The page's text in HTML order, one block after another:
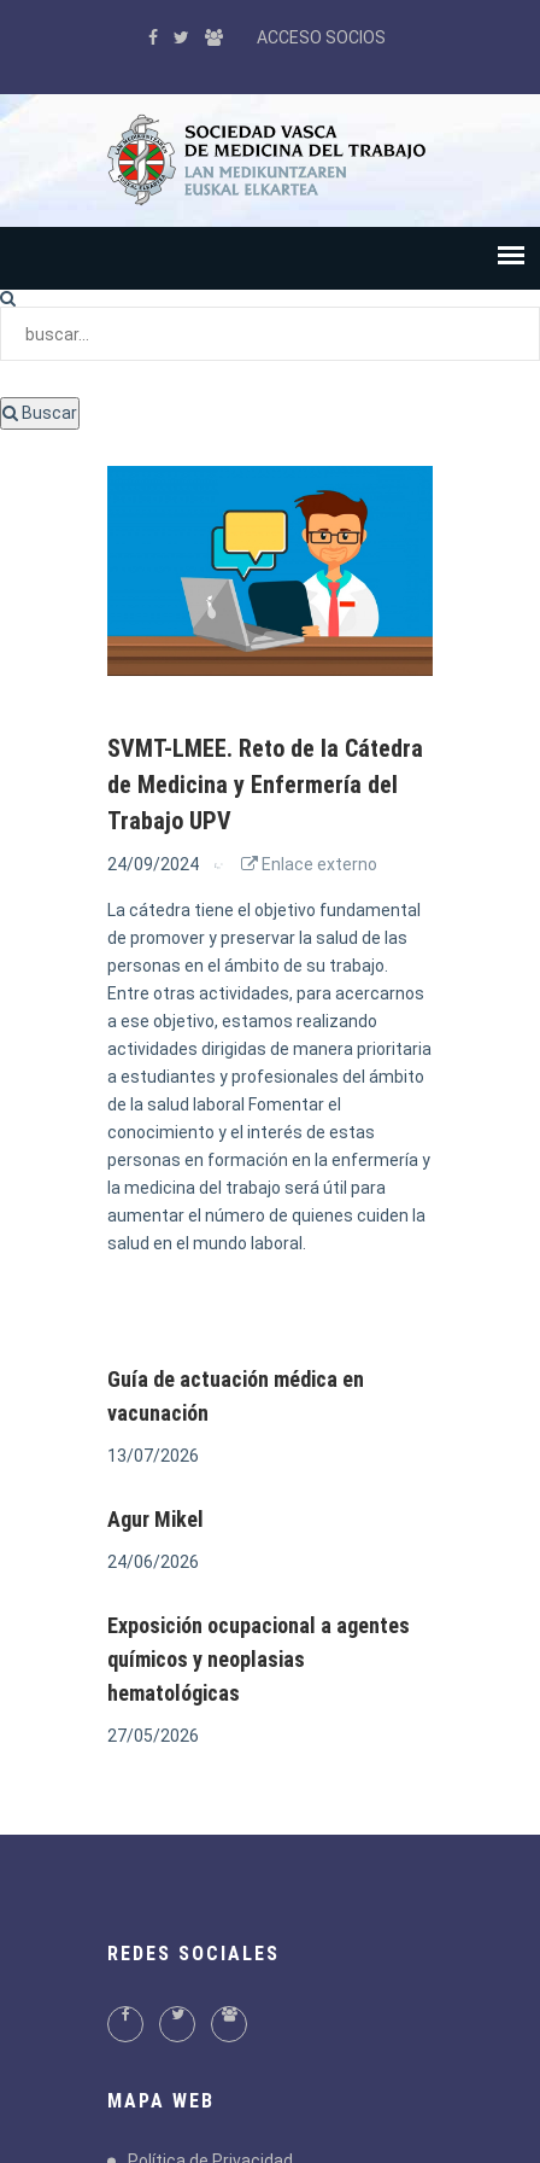
ACCESO SOCIOS
Buscar
SVMT-LMEE. Reto de la Cátedra
de Medicina y Enfermería del
Trabajo UPV
24/09/2024 Enlace externo
La cátedra tiene el objetivo fundamental
de promover y preservar la salud de las
personas en el ámbito de su trabajo.
Entre otras actividades, para acercarnos
a ese objetivo, estamos realizando
actividades dirigidas de manera prioritaria
a estudiantes y profesionales del ámbito
de la salud laboral Fomentar el
conocimiento y el interés de estas
personas en formación en la enfermería y
la medicina del trabajo será útil para
aumentar el número de quienes cuiden la
salud en el mundo laboral.
Guía de actuación médica en
vacunación
13/07/2026
Agur Mikel
24/06/2026
Exposición ocupacional a agentes
químicos y neoplasias
hematológicas
27/05/2026
REDES SOCIALES
MAPA WEB